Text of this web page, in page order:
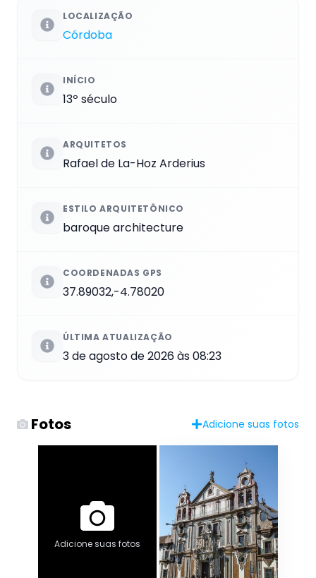
LOCALIZAÇÃO
Córdoba
INÍCIO
13º século
ARQUITETOS
Rafael de La-Hoz Arderius
ESTILO ARQUITETÔNICO
baroque architecture
COORDENADAS GPS
37.89032,-4.78020
ÚLTIMA ATUALIZAÇÃO
3 de agosto de 2026 às 08:23
Fotos Adicione suas fotos
Adicione suas fotos